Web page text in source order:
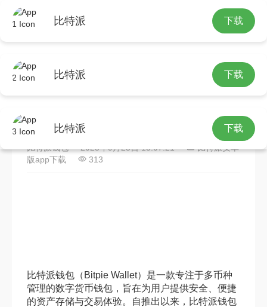
比特派 下载
比特派 下载
比特派 下载
市场动态的详细操作指南
比特派钱包 2025年9月25日 13:07:21
比特派安卓
版app下载
313
比特派钱包（Bitpie Wallet）是一款专注于多币种
管理的数字货币钱包，旨在为用户提供安全、便捷
的资产存储与交易体验。自推出以来，比特派钱包